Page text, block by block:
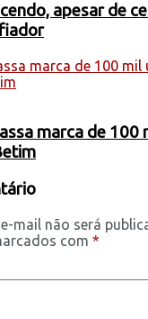
apesar de
marca de 100
mail não será
com *